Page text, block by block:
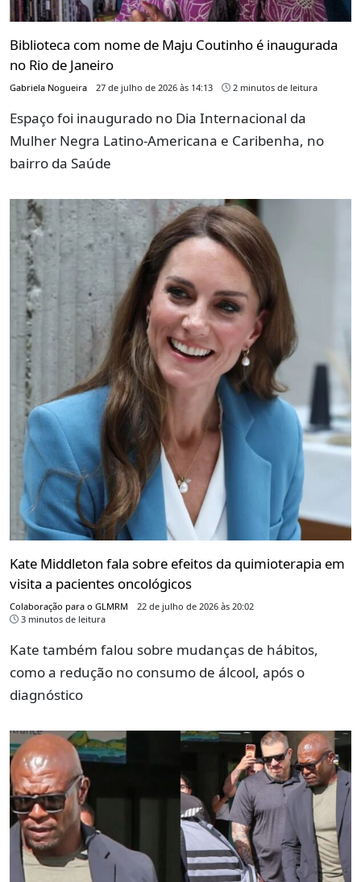
Biblioteca com nome de Maju Coutinho é inaugurada
no Rio de Janeiro
Gabriela Nogueira 27 de julho de 2026 às 14:13 2 minutos de leitura
Espaço foi inaugurado no Dia Internacional da
Mulher Negra Latino-Americana e Caribenha, no
bairro da Saúde
Kate Middleton fala sobre efeitos da quimioterapia em
visita a pacientes oncológicos
Colaboração para o GLMRM
22 de julho de 2026 às 20:02
3 minutos de leitura
Kate também falou sobre mudanças de hábitos,
como a redução no consumo de álcool, após o
diagnóstico